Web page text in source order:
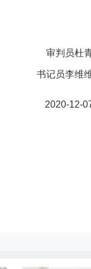
审判员杜
书记员李维
2020-12-